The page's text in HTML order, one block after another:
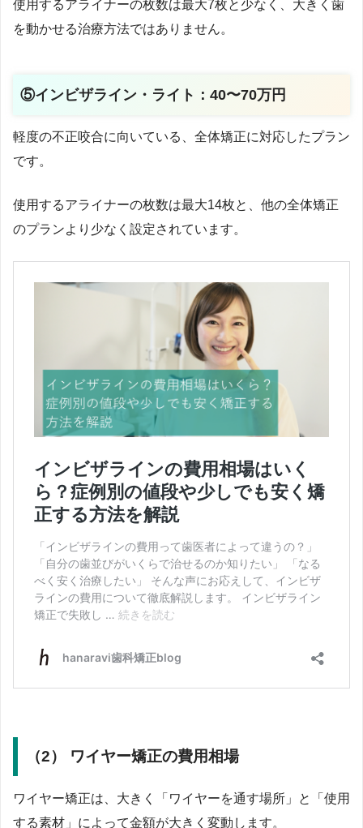
使用するアライナーの枚数は最大7枚と少なく、大きく歯
を動かせる治療方法ではありません。
⑤インビザライン・ライト：40〜70万円
軽度の不正咬合に向いている、全体矯正に対応したプラン
です。
使用するアライナーの枚数は最大14枚と、他の全体矯正
のプランより少なく設定されています。
（2） ワイヤー矯正の費用相場
ワイヤー矯正は、大きく「ワイヤーを通す場所」と「使用
する素材」によって金額が大きく変動します。